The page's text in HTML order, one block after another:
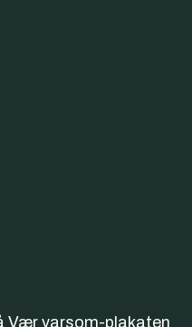
Vær varsom-plakaten